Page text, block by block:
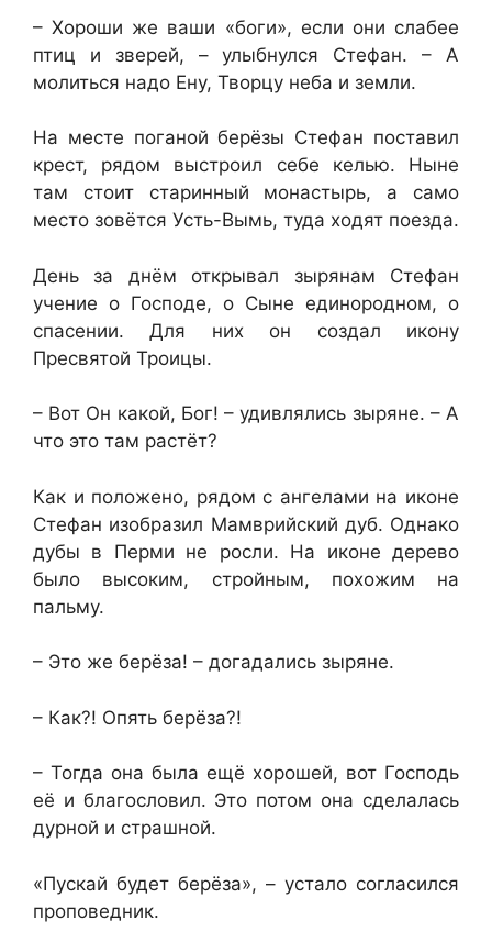
– Хороши же ваши «боги», если они слабее
птиц и зверей, – улыбнулся Стефан. – А
молиться надо Ену, Творцу неба и земли.
На месте поганой берёзы Стефан поставил
крест, рядом выстроил себе келью. Ныне
там стоит старинный монастырь, а само
место зовётся Усть-Вымь, туда ходят поезда.
День за днём открывал зырянам Стефан
учение о Господе, о Сыне единородном, о
спасении. Для них он создал икону
Пресвятой Троицы.
– Вот Он какой, Бог! – удивлялись зыряне. – А
что это там растёт?
Как и положено, рядом с ангелами на иконе
Стефан изобразил Мамврийский дуб. Однако
дубы в Перми не росли. На иконе дерево
было высоким, стройным, похожим на
пальму.
– Это же берёза! – догадались зыряне.
– Как?! Опять берёза?!
– Тогда она была ещё хорошей, вот Господь
её и благословил. Это потом она сделалась
дурной и страшной.
«Пускай будет берёза», – устало согласился
проповедник.